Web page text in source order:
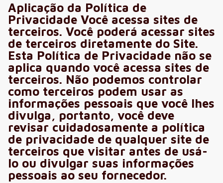
Aplicação da Política de
Privacidade Você acessa sites de
terceiros. Você poderá acessar sites
de terceiros diretamente do Site.
Esta Política de Privacidade não se
aplica quando você acessa sites de
terceiros. Não podemos controlar
como terceiros podem usar as
informações pessoais que você lhes
divulga, portanto, você deve
revisar cuidadosamente a política
de privacidade de qualquer site de
terceiros que visitar antes de usá-
lo ou divulgar suas informações
pessoais ao seu fornecedor.